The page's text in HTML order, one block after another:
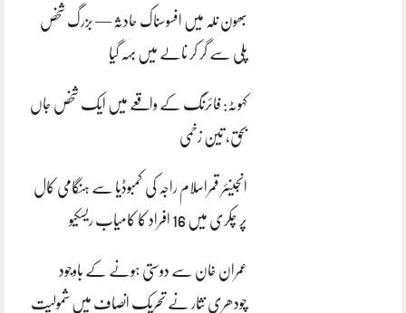
بھون نلہ میں افسوسناک حادثہ — بزرگ شخص
پلی سے گر کر نالے میں بہہ گیا
کہوٹہ: فائرنگ کے واقعے میں ایک شخص جاں
بحق، تین زخمی
انجینئر قمراسلام راجہ کی کمبوڈیا سے ہنگامی کال
پر چکری میں 16 افراد کا کامیاب ریسکیو
عمران خان سے دوستی ہونے کے باوجود
چودھری نثار نے تحریک انصاف میں شمولیت